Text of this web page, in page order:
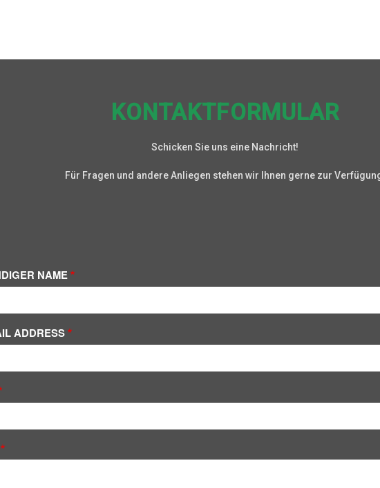
KONTAKTFORMULAR
Schicken Sie uns eine Nachricht!
Für Fragen und andere Anliegen stehen wir Ihnen gerne zur
NAME
ADDRESS